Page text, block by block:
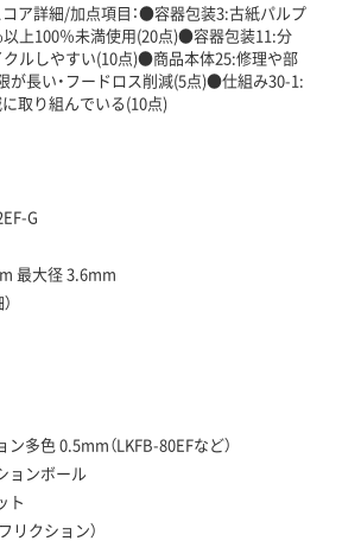
ア詳細/加点項目：●容器包装3:古紙パルプ
上100％未満使用(20点)●容器包装11:分
クルしやすい(10点)●商品本体25:修理や部
が長い・フードロス削減(5点)●仕組み30-1:
取り組んでいる(10点)
G
最大径 3.6mm
多色 0.5mm（LKFB-80EFなど）
ョンボール
ト
リクション）